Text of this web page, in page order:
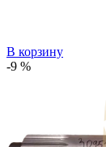
В корзину
-9 %